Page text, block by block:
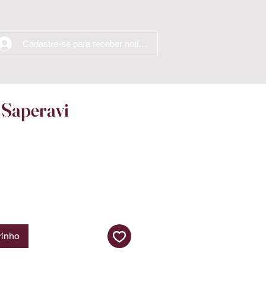
Cadastre-se para receber notícias